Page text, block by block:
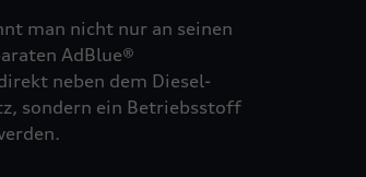
man nicht nur an seinen
AdBlue®
neben dem Diesel-
sondern ein Betriebsstoff